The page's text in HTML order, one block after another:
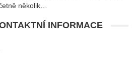
několik…
INFORMACE